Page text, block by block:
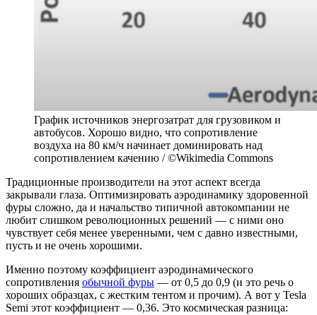
График источников энергозатрат для грузовиком и
автобусов. Хорошо видно, что сопротивление
воздуха на 80 км/ч начинает доминировать над
сопротивлением качению / ©Wikimedia Commons
Традиционные производители на этот аспект всегда
закрывали глаза. Оптимизировать аэродинамику здоровенной
фуры сложно, да и начальство типичной автокомпании не
любит слишком революционных решений — с ними оно
чувствует себя менее уверенными, чем с давно известными,
пусть и не очень хорошими.
Именно поэтому коэффициент аэродинамического
сопротивления обычной фуры — от 0,5 до 0,9 (и это речь о
хороших образцах, с жестким тентом и прочим). А вот у Tesla
Semi этот коэффициент — 0,36. Это космическая разница: